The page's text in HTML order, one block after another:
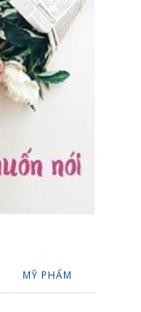
MỸ PHẨM